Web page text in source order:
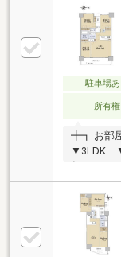
況：空室
間取図面
で、まず
駐車場あ
所有権
╋┓ お
▼3LDK ▼